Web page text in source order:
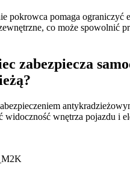
pokrowca pomaga ograniczyć
co może spowolnić
zabezpiecza
widoczność wnętrza pojazdu i